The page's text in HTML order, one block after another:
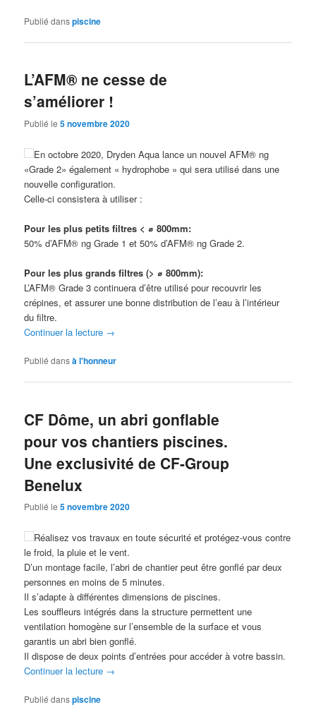
Publié danspiscine
L’AFM® ne cesse de
s’améliorer !
Publié le5 novembre 2020
En octobre 2020, Dryden Aqua lance un nouvel AFM® ng
«Grade 2» également « hydrophobe » qui sera utilisé dans une
nouvelle configuration.
Celle-ci consistera à utiliser :
Pour les plus petits filtres < ⌀ 800mm:
50% d’AFM® ng Grade 1 et 50% d’AFM® ng Grade 2.
Pour les plus grands filtres (> ⌀ 800mm):
L’AFM® Grade 3 continuera d’être utilisé pour recouvrir les
crépines, et assurer une bonne distribution de l’eau à l’intérieur
du filtre.
Continuer la lecture →
Publié dansà l'honneur
CF Dôme, un abri gonflable
pour vos chantiers piscines.
Une exclusivité de CF-Group
Benelux
Publié le5 novembre 2020
Réalisez vos travaux en toute sécurité et protégez-vous contre
le froid, la pluie et le vent.
D’un montage facile, l’abri de chantier peut être gonflé par deux
personnes en moins de 5 minutes.
Il s’adapte à différentes dimensions de piscines.
Les souffleurs intégrés dans la structure permettent une
ventilation homogène sur l’ensemble de la surface et vous
garantis un abri bien gonflé.
Il dispose de deux points d’entrées pour accéder à votre bassin.
Continuer la lecture →
Publié danspiscine